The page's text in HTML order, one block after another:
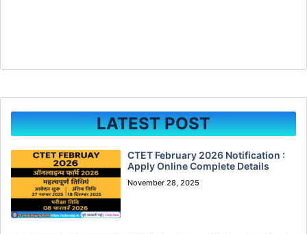
LATEST POST
CTET February 2026 Notification :
Apply Online Complete Details
November 28, 2025